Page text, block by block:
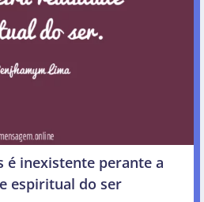
é inexistente perante a
espiritual do ser